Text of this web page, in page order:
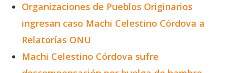
Organizaciones de Pueblos Originarios
ingresan caso Machi Celestino Córdova a
Relatorías ONU
Machi Celestino Córdova sufre